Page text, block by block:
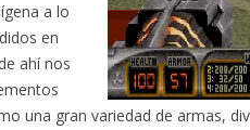
a lo
en
ahí nos
una gran variedad de armas,